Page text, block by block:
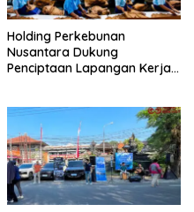
Holding Perkebunan
Nusantara Dukung
Penciptaan Lapangan Kerja,